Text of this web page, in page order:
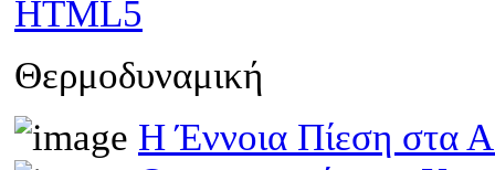
HTML5
Θερμοδυναμική
Η Έννοια Πίεση στα